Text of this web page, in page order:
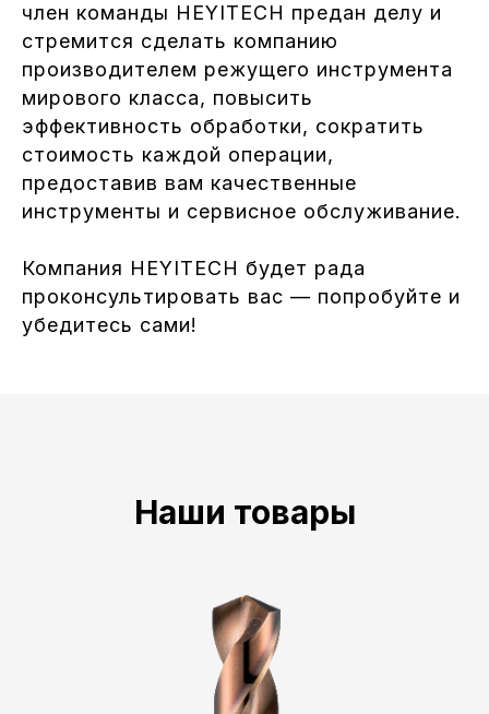
член команды HEYITECH предан делу и
стремится сделать компанию
производителем режущего инструмента
мирового класса, повысить
эффективность обработки, сократить
стоимость каждой операции,
предоставив вам качественные
инструменты и сервисное обслуживание.
Компания HEYITECH будет рада
проконсультировать вас — попробуйте и
убедитесь сами!
Наши товары